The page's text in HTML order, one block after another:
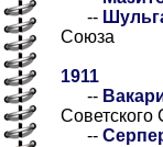
--
Союза
1911
--
Советского
--